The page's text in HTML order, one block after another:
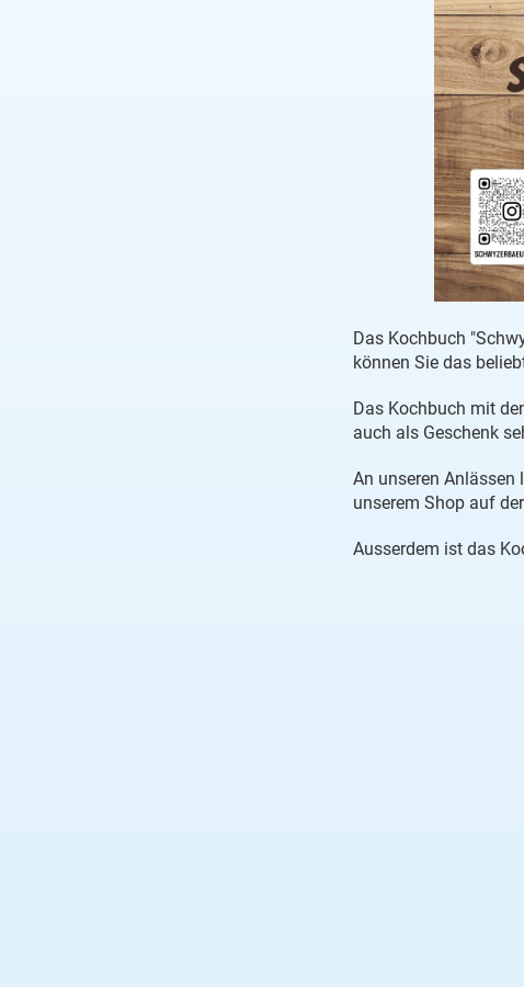
Das Kochbuch
können Sie das
Das Kochbuch mit
auch als Geschenk
An unseren Anlässen
unserem Shop auf
Ausserdem ist das